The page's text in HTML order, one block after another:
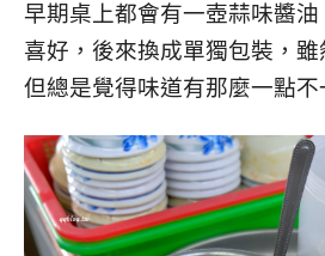
早期桌上都會有一壺蒜味醬
喜好，後來換成單獨包裝，雖
但總是覺得味道有那麼一點不